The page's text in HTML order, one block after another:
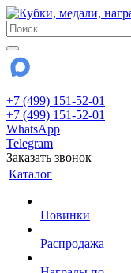
+7 (499) 151-52-01
+7 (499) 151-52-01
WhatsApp
Telegram
Заказать звонок
Каталог
Новинки
Распродажа